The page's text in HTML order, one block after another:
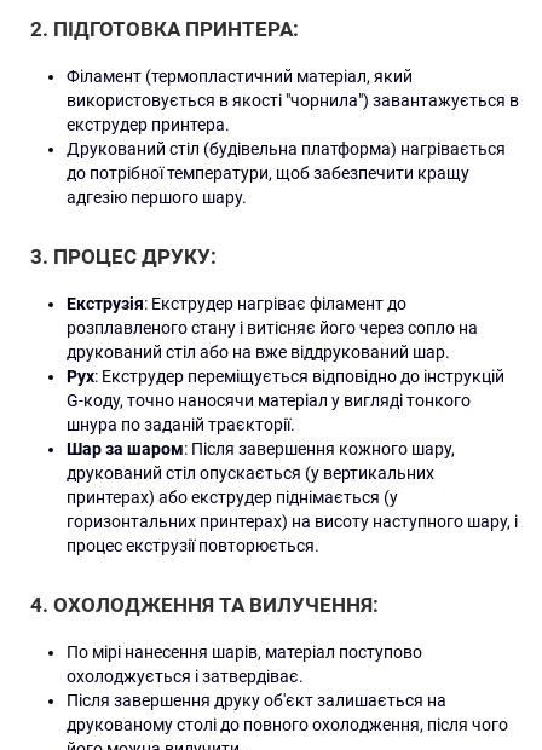
2. ПІДГОТОВКА ПРИНТЕРА:
Філамент (термопластичний матеріал, який
використовується в якості "чорнила") завантажується в
екструдер принтера.
Друкований стіл (будівельна платформа) нагрівається
до потрібної температури, щоб забезпечити кращу
адгезію першого шару.
3. ПРОЦЕС ДРУКУ:
Екструзія: Екструдер нагріває філамент до
розплавленого стану і витісняє його через сопло на
друкований стіл або на вже віддрукований шар.
Рух: Екструдер переміщується відповідно до інструкцій
G-коду, точно наносячи матеріал у вигляді тонкого
шнура по заданій траєкторії.
Шар за шаром: Після завершення кожного шару,
друкований стіл опускається (у вертикальних
принтерах) або екструдер піднімається (у
горизонтальних принтерах) на висоту наступного шару, і
процес екструзії повторюється.
4. ОХОЛОДЖЕННЯ ТА ВИЛУЧЕННЯ:
По мірі нанесення шарів, матеріал поступово
охолоджується і затвердіває.
Після завершення друку об'єкт залишається на
друкованому столі до повного охолодження, після чого